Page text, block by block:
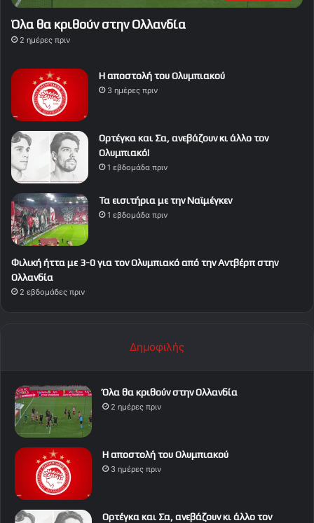
Όλα θα κριθούν στην Ολλανδία
2 ημέρες πριν
Η αποστολή του Ολυμπιακού
3 ημέρες πριν
Ορτέγκα και Σα, ανεβάζουν κι άλλο τον
Ολυμπιακό!
1 εβδομάδα πριν
Τα εισιτήρια με την Ναϊμέγκεν
1 εβδομάδα πριν
Φιλική ήττα με 3-0 για τον Ολυμπιακό από την Αντβέρπ στην
Ολλανδία
2 εβδομάδες πριν
Δημοφιλής
Όλα θα κριθούν στην Ολλανδία
2 ημέρες πριν
Η αποστολή του Ολυμπιακού
3 ημέρες πριν
Ορτέγκα και Σα, ανεβάζουν κι άλλο τον